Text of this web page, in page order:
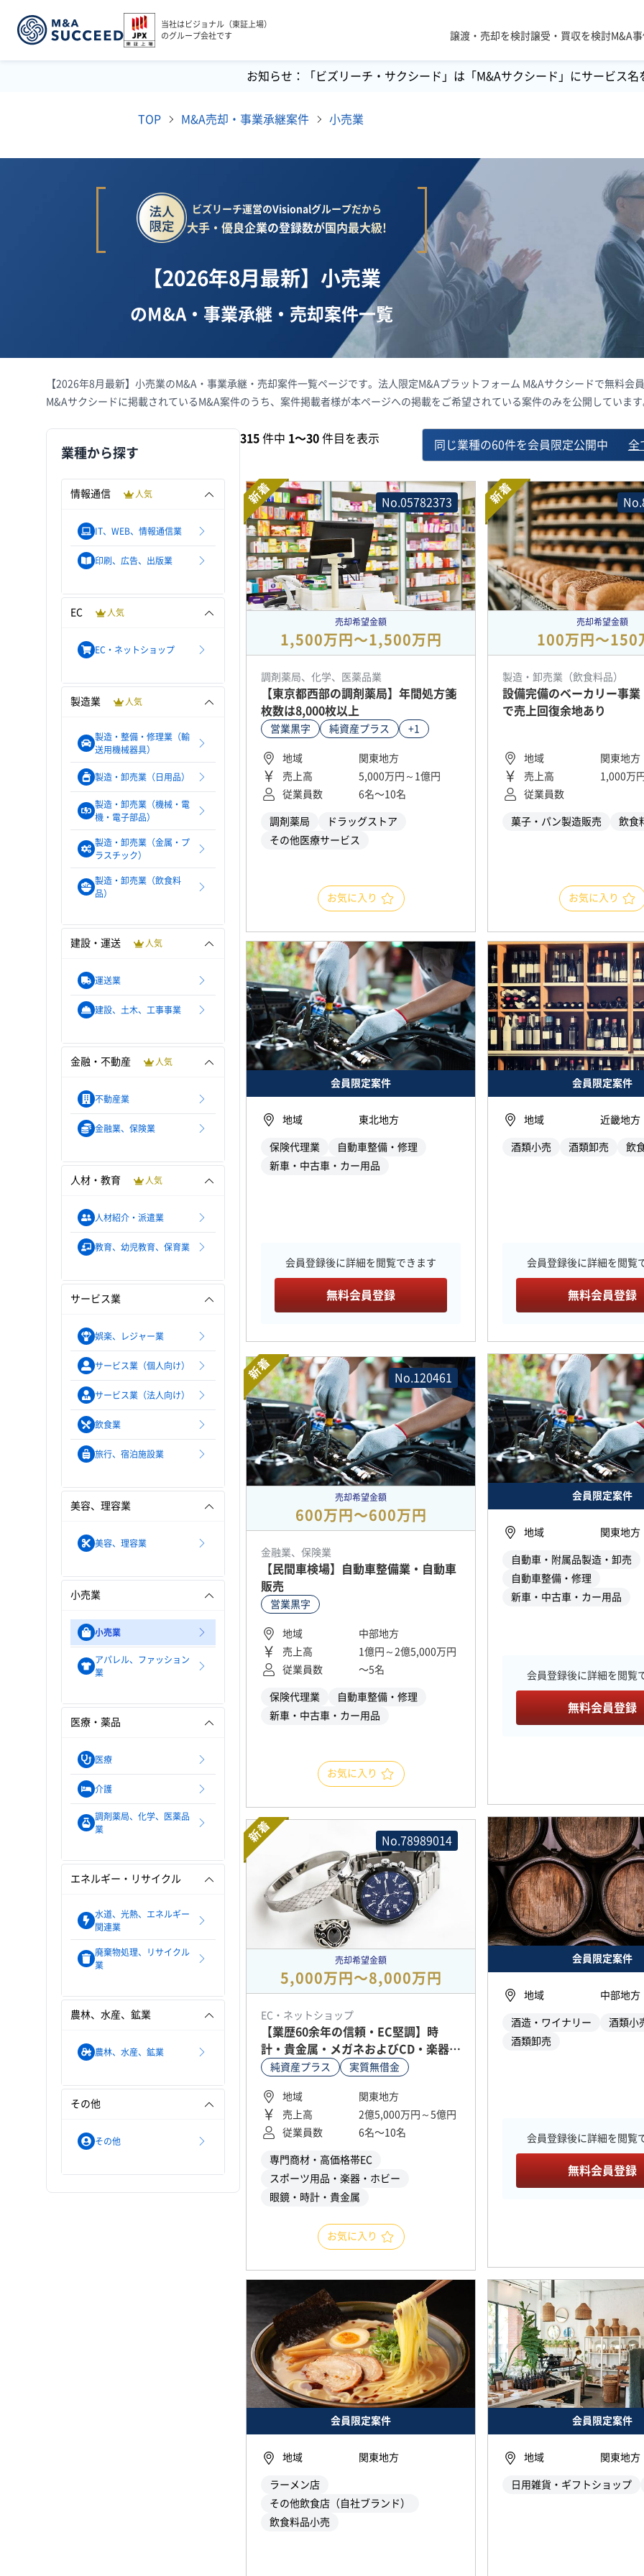
当社はビジョナル（東証上場）
のグループ会社です
譲渡・売却を検討譲受・買収を検討M&A
お知らせ：「ビズリーチ・サクシード」は「M&Aサクシード」にサービス名
TOP M&A売却・事業承継案件 小売業
ビズリーチ運営のVisionalグループだから
大手・優良企業の登録数が国内最大級!
【2026年8月最新】小売業
のM&A・事業承継・売却案件一覧
【2026年8月最新】小売業のM&A・事業承継・売却案件一覧ページです。法人限定M&Aプラットフォーム M&Aサクシードで無料会
M&Aサクシードに掲載されているM&A案件のうち、案件掲載者様が本ページへの掲載をご希望されている案件のみを公開していま
業種から探す
情報通信 人気
IT、WEB、情報通信業
印刷、広告、出版業
EC 人気
EC・ネットショップ
製造業 人気
製造・整備・修理業（輸
送用機械器具）
製造・卸売業（日用品）
製造・卸売業（機械・電
機・電子部品）
製造・卸売業（金属・プ
ラスチック）
製造・卸売業（飲食料
品）
建設・運送 人気
運送業
建設、土木、工事事業
金融・不動産 人気
不動産業
金融業、保険業
人材・教育 人気
人材紹介・派遣業
教育、幼児教育、保育業
サービス業
娯楽、レジャー業
サービス業（個人向け）
サービス業（法人向け）
飲食業
旅行、宿泊施設業
美容、理容業
美容、理容業
小売業
小売業
アパレル、ファッション
業
医療・薬品
医療
介護
調剤薬局、化学、医薬品
業
エネルギー・リサイクル
水道、光熱、エネルギー
関連業
廃棄物処理、リサイクル
業
農林、水産、鉱業
農林、水産、鉱業
その他
その他
315 件中 1〜30 件目を表示
同じ業種の60件を会員限定公開中 全
新着 No.05782373
売却希望金額
1,500万円〜1,500万円
調剤薬局、化学、医薬品業
【東京都西部の調剤薬局】年間処方箋
枚数は8,000枚以上
営業黒字 純資産プラス +1
地域
関東地方
売上高
5,000万円～1億円
従業員数
6名〜10名
調剤薬局
ドラッグストア
その他医療サービス
お気に入り
新着
売却希望金額
100万円〜150
製造・卸売業（飲食料品）
設備完備のベーカリー事業
で売上回復余地あり
地域
関東地方
売上高
1,000万
従業員数
菓子・パン製造販売 飲食
お気に入り
会員限定案件
地域 東北地方
保険代理業
自動車整備・修理
新車・中古車・カー用品
会員登録後に詳細を閲覧できます
無料会員登録
会員限定案件
地域 近畿地方
酒類小売 酒類卸売 飲
会員登録後に詳細を閲覧
無料会員登録
新着 No.120461
売却希望金額
600万円〜600万円
金融業、保険業
【民間車検場】自動車整備業・自動車
販売
営業黒字
地域
中部地方
売上高
1億円～2億5,000万円
従業員数
〜5名
保険代理業
自動車整備・修理
新車・中古車・カー用品
お気に入り
会員限定案件
地域 関東地方
自動車・附属品製造・卸売
自動車整備・修理
新車・中古車・カー用品
会員登録後に詳細を閲覧
無料会員登録
新着 No.78989014
売却希望金額
5,000万円〜8,000万円
EC・ネットショップ
【業歴60余年の信頼・EC堅調】時
計・貴金属・メガネおよびCD・楽器の
小売り店舗・EC運営会社の株式譲渡
純資産プラス 実質無借金
地域
関東地方
売上高
2億5,000万円～5億円
従業員数
6名〜10名
専門商材・高価格帯EC
スポーツ用品・楽器・ホビー
眼鏡・時計・貴金属
お気に入り
会員限定案件
地域 中部地方
酒造・ワイナリー
酒類小
酒類卸売
会員登録後に詳細を閲覧
無料会員登録
会員限定案件
地域 関東地方
ラーメン店
その他飲食店（自社ブランド）
飲食料品小売
会員限定案件
地域 関東地方
日用雑貨・ギフトショップ